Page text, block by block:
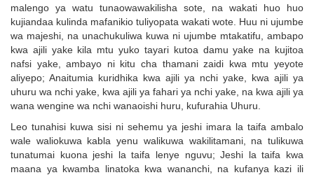
malengo ya watu tunaowawakilisha sote, na wakati huo huo
kujiandaa kulinda mafanikio tuliyopata wakati wote. Huu ni ujumbe
wa majeshi, na unachukuliwa kuwa ni ujumbe mtakatifu, ambapo
kwa ajili yake kila mtu yuko tayari kutoa damu yake na kujitoa
nafsi yake, ambayo ni kitu cha thamani zaidi kwa mtu yeyote
aliyepo; Anaitumia kuridhika kwa ajili ya nchi yake, kwa ajili ya
uhuru wa nchi yake, kwa ajili ya fahari ya nchi yake, na kwa ajili ya
wana wengine wa nchi wanaoishi huru, kufurahia Uhuru.
Leo tunahisi kuwa sisi ni sehemu ya jeshi imara la taifa ambalo
wale waliokuwa kabla yenu walikuwa wakilitamani, na tulikuwa
tunatumai kuona jeshi la taifa lenye nguvu; Jeshi la taifa kwa
maana ya kwamba linatoka kwa wananchi, na kufanya kazi ili